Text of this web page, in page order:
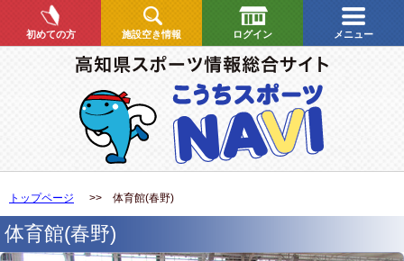
初めての方 施設空き情報 ログイン メニュー
トップページ >> 体育館(春野)
体育館(春野)